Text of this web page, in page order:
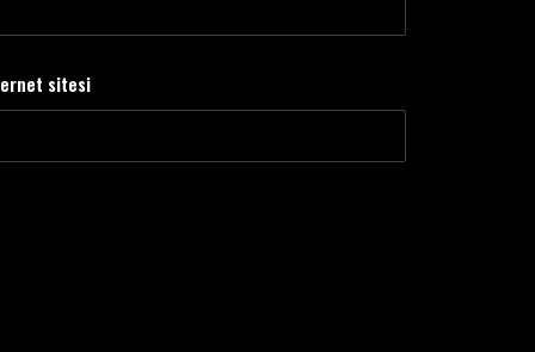
sitesi